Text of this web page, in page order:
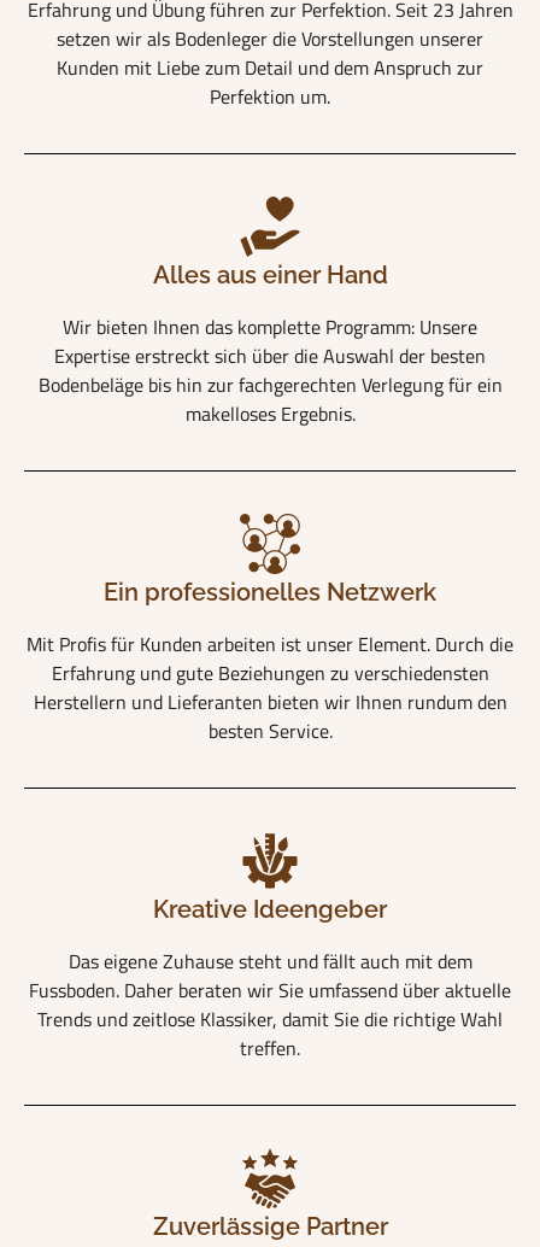
Erfahrung und Übung führen zur Perfektion. Seit 23 Jahren
setzen wir als Bodenleger die Vorstellungen unserer
Kunden mit Liebe zum Detail und dem Anspruch zur
Perfektion um.
Alles aus einer Hand
Wir bieten Ihnen das komplette Programm: Unsere
Expertise erstreckt sich über die Auswahl der besten
Bodenbeläge bis hin zur fachgerechten Verlegung für ein
makelloses Ergebnis.
Ein professionelles Netzwerk
Mit Profis für Kunden arbeiten ist unser Element. Durch die
Erfahrung und gute Beziehungen zu verschiedensten
Herstellern und Lieferanten bieten wir Ihnen rundum den
besten Service.
Kreative Ideengeber
Das eigene Zuhause steht und fällt auch mit dem
Fussboden. Daher beraten wir Sie umfassend über aktuelle
Trends und zeitlose Klassiker, damit Sie die richtige Wahl
treffen.
Zuverlässige Partner